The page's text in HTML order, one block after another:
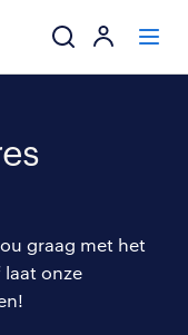
carrière
randstad
graag met het
laat onze